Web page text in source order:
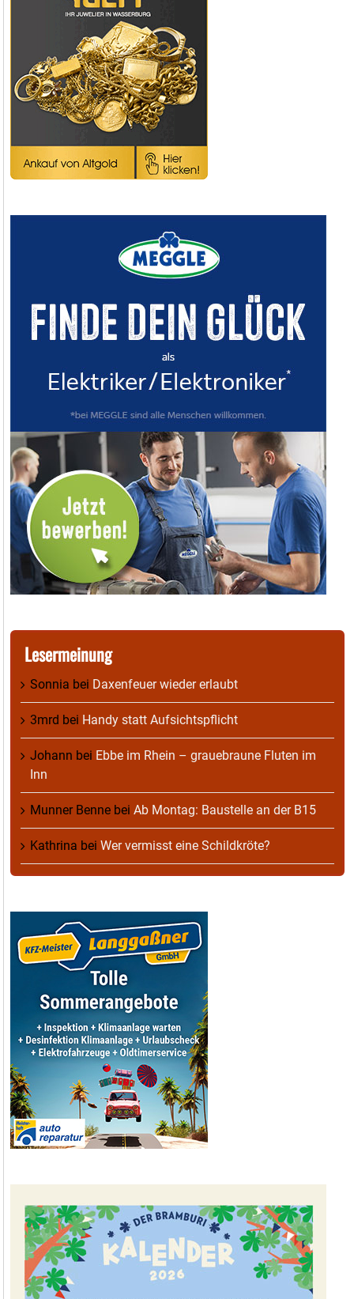
Lesermeinung
Sonnia bei Daxenfeuer wieder erlaubt
3mrd bei Handy statt Aufsichtspflicht
Johann bei Ebbe im Rhein – grauebraune Fluten im
Inn
Munner Benne bei Ab Montag: Baustelle an der B15
Kathrina bei Wer vermisst eine Schildkröte?